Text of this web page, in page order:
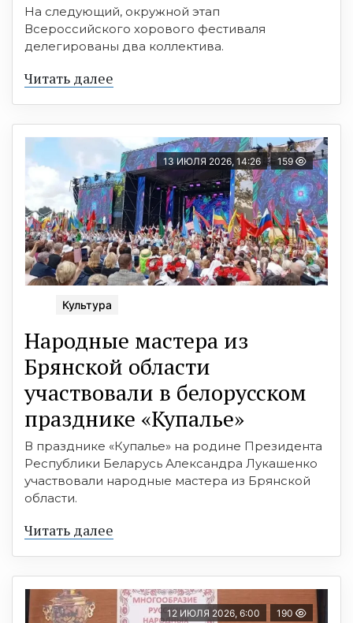
На следующий, окружной этап
Всероссийского хорового фестиваля
делегированы два коллектива.
Читать далее
13 ИЮЛЯ 2026, 14:26 159
Культура
Народные мастера из
Брянской области
участвовали в белорусском
празднике «Купалье»
В празднике «Купалье» на родине Президента
Республики Беларусь Александра Лукашенко
участвовали народные мастера из Брянской
области.
Читать далее
12 ИЮЛЯ 2026, 6:00 190